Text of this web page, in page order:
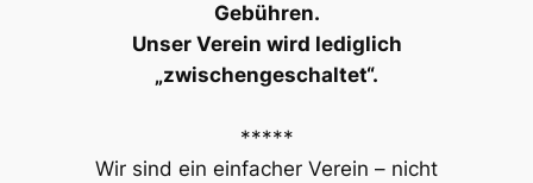
Gebühren.
Unser Verein wird lediglich
„zwischengeschaltet“.
*****
Wir sind ein einfacher Verein – nicht